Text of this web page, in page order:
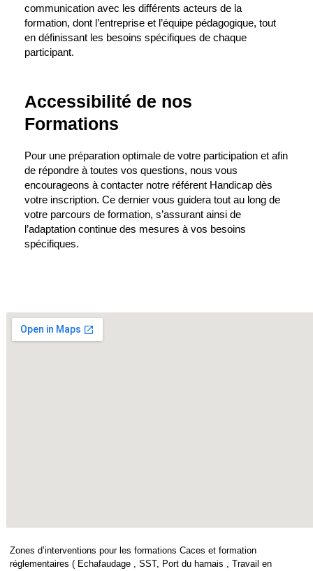
communication avec les différents acteurs de la
formation, dont l’entreprise et l’équipe pédagogique, tout
en définissant les besoins spécifiques de chaque
participant.
Accessibilité de nos
Formations
Pour une préparation optimale de votre participation et afin
de répondre à toutes vos questions, nous vous
encourageons à contacter notre référent Handicap dès
votre inscription. Ce dernier vous guidera tout au long de
votre parcours de formation, s’assurant ainsi de
l’adaptation continue des mesures à vos besoins
spécifiques.
Zones d’interventions pour les formations Caces et formation
réglementaires ( Echafaudage , SST, Port du harnais , Travail en